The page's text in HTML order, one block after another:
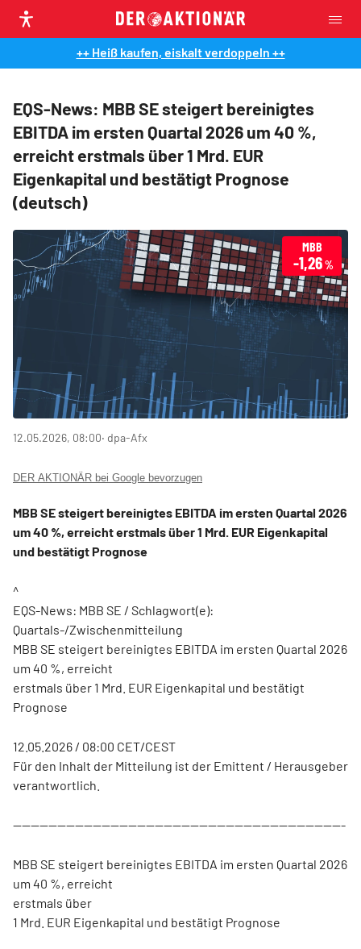
++ Heiß kaufen, eiskalt verdoppeln ++
EQS-News: MBB SE steigert bereinigtes
EBITDA im ersten Quartal 2026 um 40 %,
erreicht erstmals über 1 Mrd. EUR
Eigenkapital und bestätigt Prognose
(deutsch)
MBB
-1,26%
12.05.2026, 08:00‧ dpa-Afx
DER AKTIONÄR bei Google bevorzugen
MBB SE steigert bereinigtes EBITDA im ersten Quartal 2026
um 40 %, erreicht erstmals über 1 Mrd. EUR Eigenkapital
und bestätigt Prognose
^
EQS-News: MBB SE / Schlagwort(e):
Quartals-/Zwischenmitteilung
MBB SE steigert bereinigtes EBITDA im ersten Quartal 2026
um 40 %, erreicht
erstmals über 1 Mrd. EUR Eigenkapital und bestätigt
Prognose
12.05.2026 / 08:00 CET/CEST
Für den Inhalt der Mitteilung ist der Emittent / Herausgeber
verantwortlich.
---------------------------------------------------------------------------
MBB SE steigert bereinigtes EBITDA im ersten Quartal 2026
um 40 %, erreicht
erstmals über
1 Mrd. EUR Eigenkapital und bestätigt Prognose